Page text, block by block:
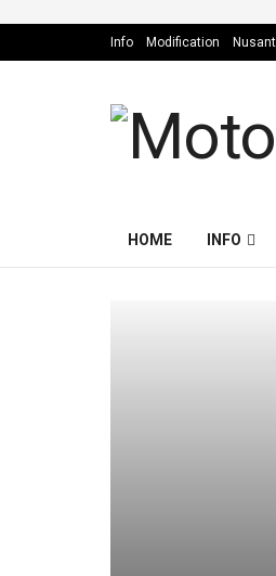
Info Modification
HOME INFO